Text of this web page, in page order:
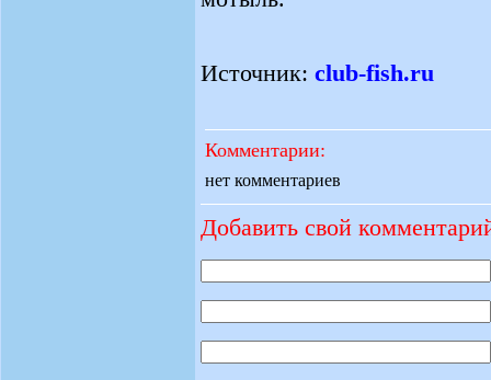
Источник: club-fish.ru
Комментарии:
нет комментариев
Добавить свой